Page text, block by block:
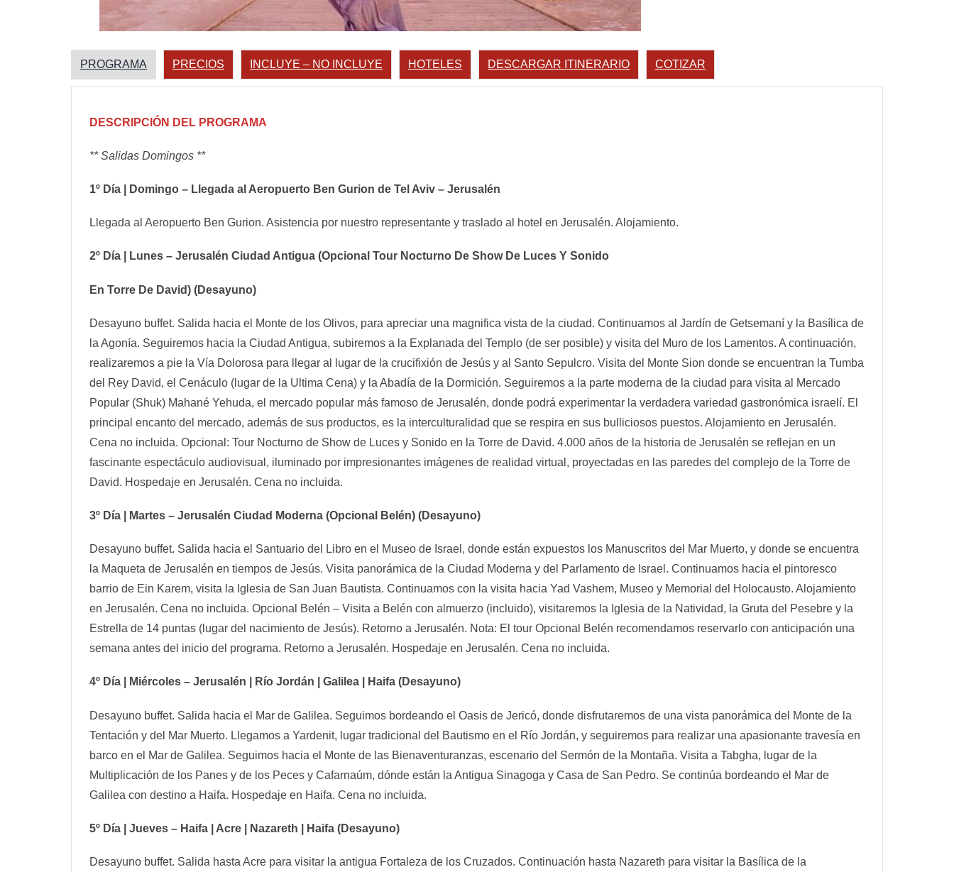
PROGRAMA PRECIOS INCLUYE – NO INCLUYE HOTELES DESCARGAR ITINERARIO COTIZAR
DESCRIPCIÓN DEL PROGRAMA
** Salidas Domingos **
1º Día | Domingo – Llegada al Aeropuerto Ben Gurion de Tel Aviv – Jerusalén
Llegada al Aeropuerto Ben Gurion. Asistencia por nuestro representante y traslado al hotel en Jerusalén. Alojamiento.
2º Día | Lunes – Jerusalén Ciudad Antigua (Opcional Tour Nocturno De Show De Luces Y Sonido
En Torre De David) (Desayuno)
Desayuno buffet. Salida hacia el Monte de los Olivos, para apreciar una magnifica vista de la ciudad. Continuamos al Jardín de Getsemaní y la Basílica de
la Agonía. Seguiremos hacia la Ciudad Antigua, subiremos a la Explanada del Templo (de ser posible) y visita del Muro de los Lamentos. A continuación,
realizaremos a pie la Vía Dolorosa para llegar al lugar de la crucifixión de Jesús y al Santo Sepulcro. Visita del Monte Sion donde se encuentran la Tumba
del Rey David, el Cenáculo (lugar de la Ultima Cena) y la Abadía de la Dormición. Seguiremos a la parte moderna de la ciudad para visita al Mercado
Popular (Shuk) Mahané Yehuda, el mercado popular más famoso de Jerusalén, donde podrá experimentar la verdadera variedad gastronómica israelí. El
principal encanto del mercado, además de sus productos, es la interculturalidad que se respira en sus bulliciosos puestos. Alojamiento en Jerusalén.
Cena no incluida. Opcional: Tour Nocturno de Show de Luces y Sonido en la Torre de David. 4.000 años de la historia de Jerusalén se reflejan en un
fascinante espectáculo audiovisual, iluminado por impresionantes imágenes de realidad virtual, proyectadas en las paredes del complejo de la Torre de
David. Hospedaje en Jerusalén. Cena no incluida.
3º Día | Martes – Jerusalén Ciudad Moderna (Opcional Belén) (Desayuno)
Desayuno buffet. Salida hacia el Santuario del Libro en el Museo de Israel, donde están expuestos los Manuscritos del Mar Muerto, y donde se encuentra
la Maqueta de Jerusalén en tiempos de Jesús. Visita panorámica de la Ciudad Moderna y del Parlamento de Israel. Continuamos hacia el pintoresco
barrio de Ein Karem, visita la Iglesia de San Juan Bautista. Continuamos con la visita hacia Yad Vashem, Museo y Memorial del Holocausto. Alojamiento
en Jerusalén. Cena no incluida. Opcional Belén – Visita a Belén con almuerzo (incluido), visitaremos la Iglesia de la Natividad, la Gruta del Pesebre y la
Estrella de 14 puntas (lugar del nacimiento de Jesús). Retorno a Jerusalén. Nota: El tour Opcional Belén recomendamos reservarlo con anticipación una
semana antes del inicio del programa. Retorno a Jerusalén. Hospedaje en Jerusalén. Cena no incluida.
4º Día | Miércoles – Jerusalén | Río Jordán | Galilea | Haifa (Desayuno)
Desayuno buffet. Salida hacia el Mar de Galilea. Seguimos bordeando el Oasis de Jericó, donde disfrutaremos de una vista panorámica del Monte de la
Tentación y del Mar Muerto. Llegamos a Yardenit, lugar tradicional del Bautismo en el Río Jordán, y seguiremos para realizar una apasionante travesía en
barco en el Mar de Galilea. Seguimos hacia el Monte de las Bienaventuranzas, escenario del Sermón de la Montaña. Visita a Tabgha, lugar de la
Multiplicación de los Panes y de los Peces y Cafarnaúm, dónde están la Antigua Sinagoga y Casa de San Pedro. Se continúa bordeando el Mar de
Galilea con destino a Haifa. Hospedaje en Haifa. Cena no incluida.
5º Día | Jueves – Haifa | Acre | Nazareth | Haifa (Desayuno)
Desayuno buffet. Salida hasta Acre para visitar la antigua Fortaleza de los Cruzados. Continuación hasta Nazareth para visitar la Basílica de la